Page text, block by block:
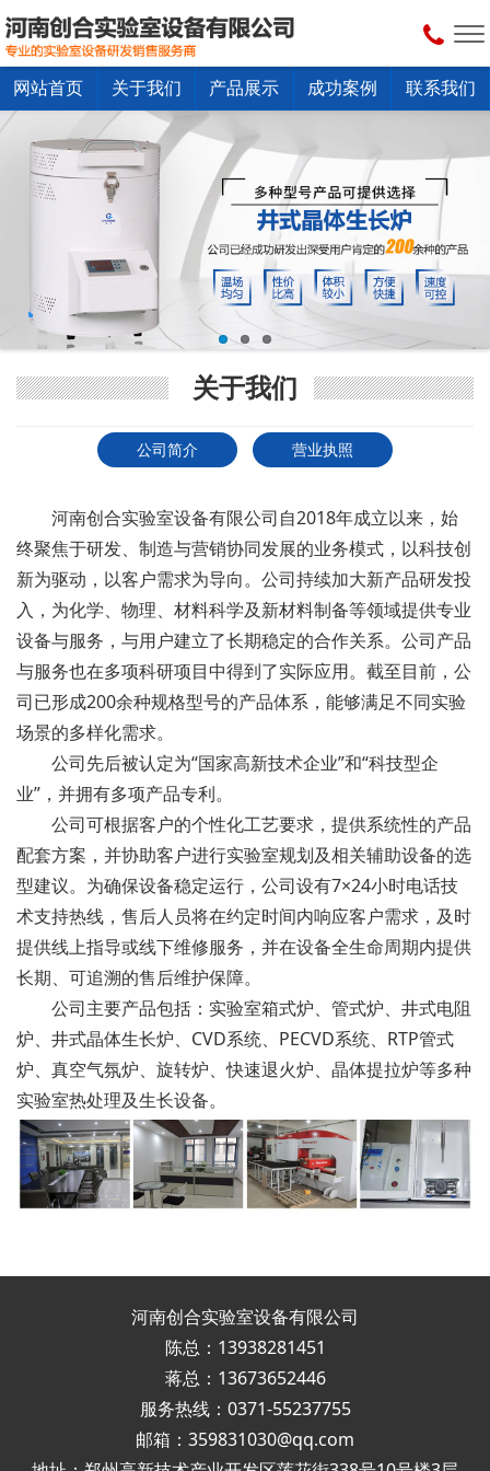
网站首页 关于我们 产品展示 成功案例 联系我们
关于我们
公司简介 营业执照
河南创合实验室设备有限公司自2018年成立以来，始
终聚焦于研发、制造与营销协同发展的业务模式，以科技创
新为驱动，以客户需求为导向。公司持续加大新产品研发投
入，为化学、物理、材料科学及新材料制备等领域提供专业
设备与服务，与用户建立了长期稳定的合作关系。公司产品
与服务也在多项科研项目中得到了实际应用。截至目前，公
司已形成200余种规格型号的产品体系，能够满足不同实验
场景的多样化需求。
公司先后被认定为“国家高新技术企业”和“科技型企
业”，并拥有多项产品专利。
公司可根据客户的个性化工艺要求，提供系统性的产品
配套方案，并协助客户进行实验室规划及相关辅助设备的选
型建议。为确保设备稳定运行，公司设有7×24小时电话技
术支持热线，售后人员将在约定时间内响应客户需求，及时
提供线上指导或线下维修服务，并在设备全生命周期内提供
长期、可追溯的售后维护保障。
公司主要产品包括：实验室箱式炉、管式炉、井式电阻
炉、井式晶体生长炉、CVD系统、PECVD系统、RTP管式
炉、真空气氛炉、旋转炉、快速退火炉、晶体提拉炉等多种
实验室热处理及生长设备。
河南创合实验室设备有限公司
陈总：13938281451
蒋总：13673652446
服务热线：0371-55237755
邮箱：359831030@qq.com